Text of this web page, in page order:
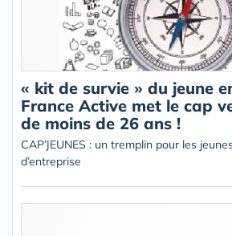
« kit de survie » du jeune
France Active met le cap
de moins de 26 ans !
CAP’JEUNES : un tremplin pour les
d’entreprise